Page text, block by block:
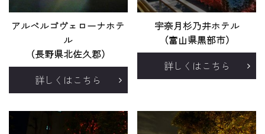
アルベルゴヴェローナホテ
ル
（長野県北佐久郡）
詳しくはこちら
宇奈月杉乃井ホテル
（富山県黒部市）
詳しくはこちら